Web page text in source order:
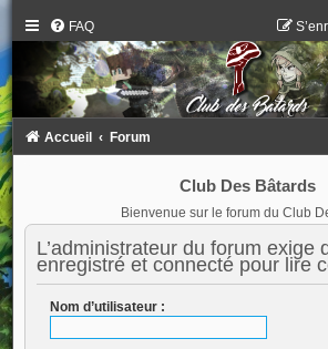
FAQ
Accueil Forum
Club Des Bâtards
Bienvenue sur le forum du Club
L’administrateur du forum exige
enregistré et connecté pour lire
Nom d’utilisateur :